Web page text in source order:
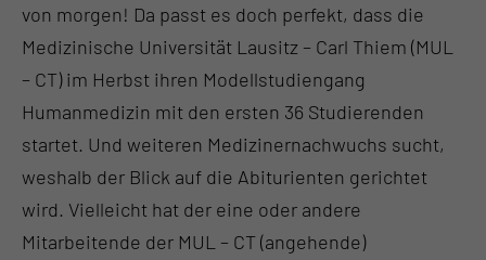
von morgen! Da passt es doch perfekt, dass die
Medizinische Universität Lausitz – Carl Thiem (MUL
– CT) im Herbst ihren Modellstudiengang
Humanmedizin mit den ersten 36 Studierenden
startet. Und weiteren Medizinernachwuchs sucht,
weshalb der Blick auf die Abiturienten gerichtet
wird. Vielleicht hat der eine oder andere
Mitarbeitende der MUL – CT (angehende)